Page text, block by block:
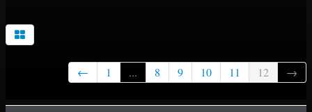
← 1 ... 8 9 10 11 12 →